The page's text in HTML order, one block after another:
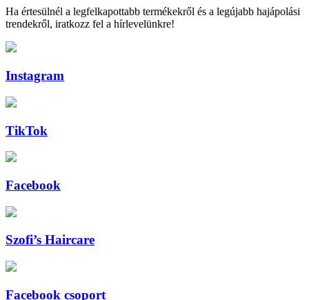
Ha értesülnél a legfelkapottabb termékekről és a legújabb hajápolási
trendekről, iratkozz fel a hírlevelünkre!
Instagram
TikTok
Facebook
Szofi’s Haircare
Facebook csoport